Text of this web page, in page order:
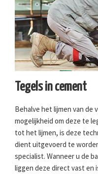
Tegels in cement
Behalve het lijmen van de
mogelijkheid om deze te
tot het lijmen, is deze
dient uitgevoerd te
specialist. Wanneer u de
liggen deze direct vast en